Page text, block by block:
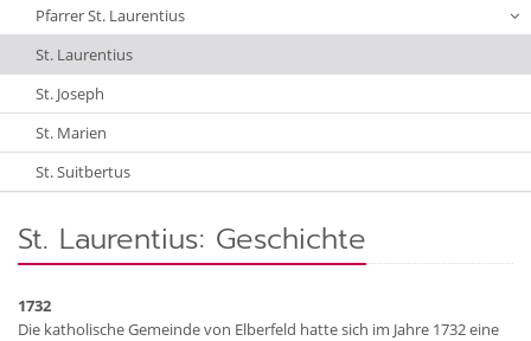
Pfarrer St. Laurentius
St. Laurentius
St. Joseph
St. Marien
St. Suitbertus
St. Laurentius: Geschichte
1732
Die katholische Gemeinde von Elberfeld hatte sich im Jahre 1732 eine